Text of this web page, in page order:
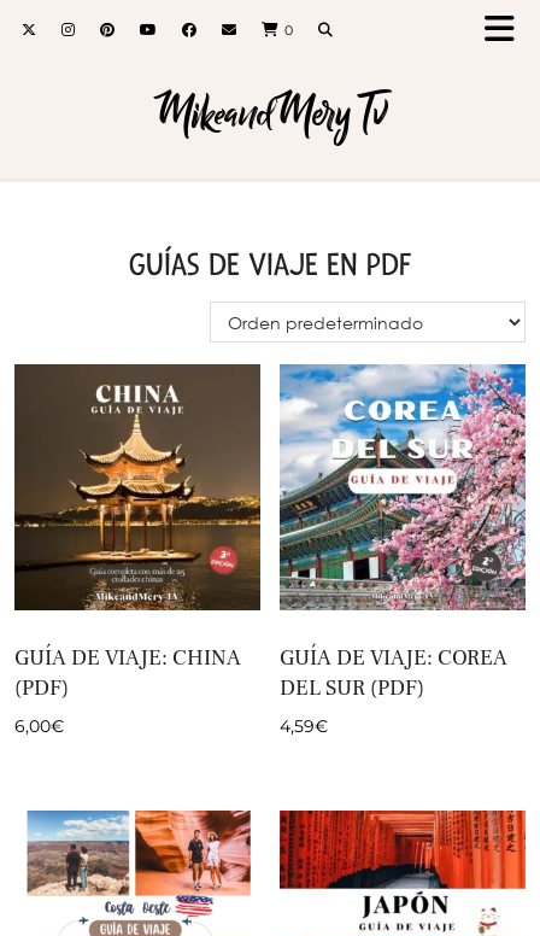
0
MikeandMery Tv
GUÍAS DE VIAJE EN PDF
GUÍA DE VIAJE: CHINA
(PDF)
6,00€
GUÍA DE VIAJE: COREA
DEL SUR (PDF)
4,59€